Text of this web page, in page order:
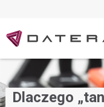
Dlaczego